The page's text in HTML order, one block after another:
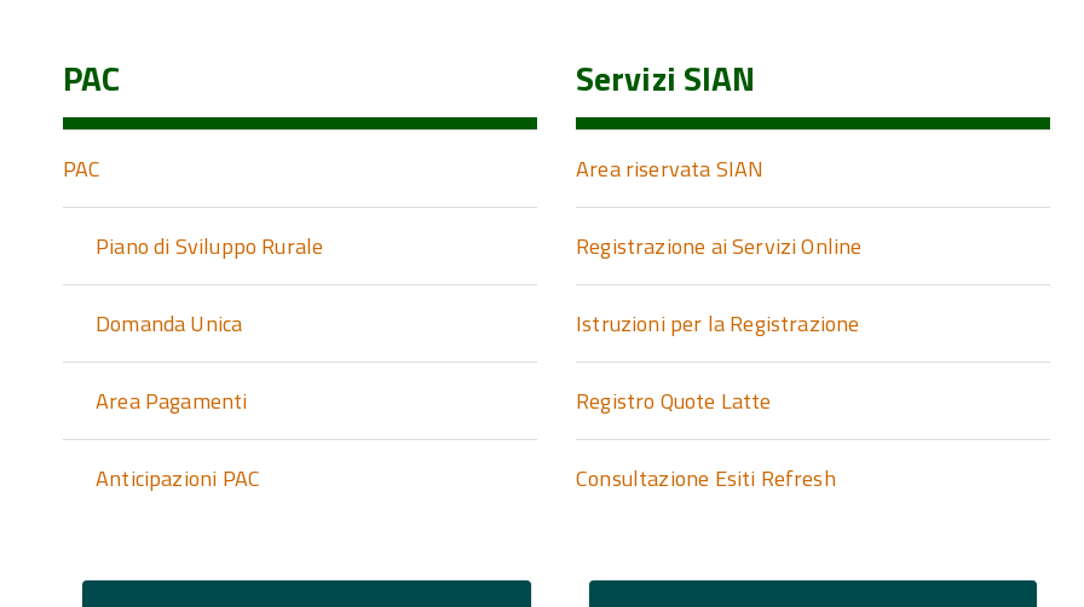
PAC
PAC
Piano di Sviluppo Rurale
Domanda Unica
Area Pagamenti
Anticipazioni PAC
Servizi SIAN
Area riservata SIAN
Registrazione ai Servizi Online
Istruzioni per la Registrazione
Registro Quote Latte
Consultazione Esiti Refresh